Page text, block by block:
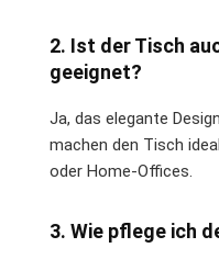
2. Ist der Tisch
geeignet?
Ja, das elegante
machen den Tisch
oder Home-Offices.
3. Wie pflege ich